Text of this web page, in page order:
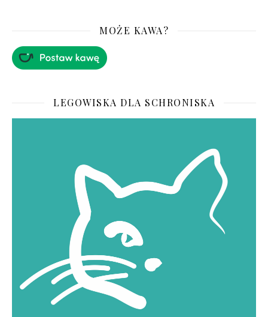
MOŻE KAWA?
LEGOWISKA DLA SCHRONISKA